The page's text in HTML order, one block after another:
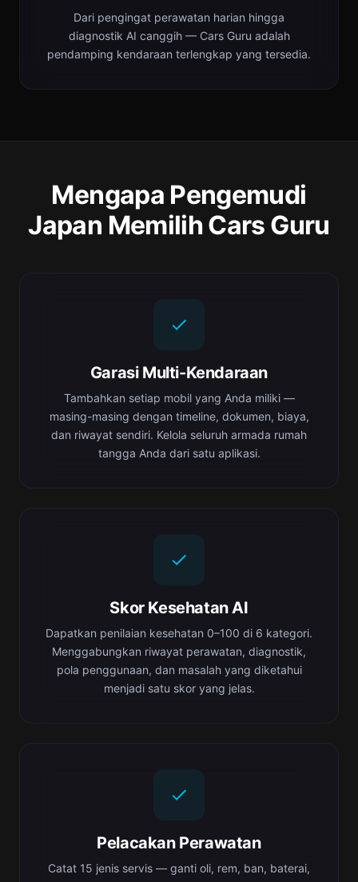
Dari pengingat perawatan harian hingga
diagnostik AI canggih — Cars Guru adalah
pendamping kendaraan terlengkap yang tersedia.
Mengapa Pengemudi
Japan Memilih Cars Guru
Garasi Multi-Kendaraan
Tambahkan setiap mobil yang Anda miliki —
masing-masing dengan timeline, dokumen, biaya,
dan riwayat sendiri. Kelola seluruh armada rumah
tangga Anda dari satu aplikasi.
Skor Kesehatan AI
Dapatkan penilaian kesehatan 0–100 di 6 kategori.
Menggabungkan riwayat perawatan, diagnostik,
pola penggunaan, dan masalah yang diketahui
menjadi satu skor yang jelas.
Pelacakan Perawatan
Catat 15 jenis servis — ganti oli, rem, ban, baterai,